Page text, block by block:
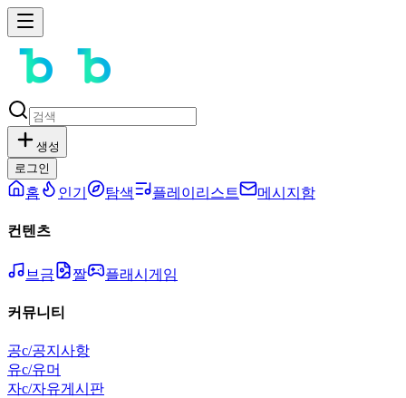
생성
로그인
홈 인기 탐색 플레이리스트 메시지함
컨텐츠
브금 짤 플래시게임
커뮤니티
공c/공지사항
유c/유머
자c/자유게시판